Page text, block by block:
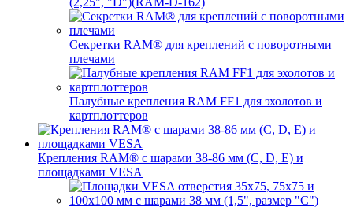
Секретки RAM® для креплений с поворотными
плечами
Палубные крепления RAM FF1 для эхолотов и
картплоттеров
Крепления RAM® с шарами 38-86 мм (C, D, E) и
площадками VESA